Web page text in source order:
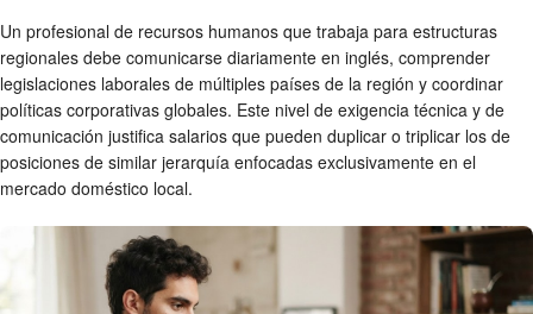
Un profesional de recursos humanos que trabaja para estructuras
regionales debe comunicarse diariamente en inglés, comprender
legislaciones laborales de múltiples países de la región y coordinar
políticas corporativas globales. Este nivel de exigencia técnica y de
comunicación justifica salarios que pueden duplicar o triplicar los de
posiciones de similar jerarquía enfocadas exclusivamente en el
mercado doméstico local.